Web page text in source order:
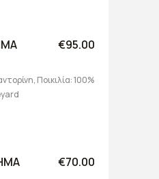
€95.00
Ποικιλία: 100%
€70.00